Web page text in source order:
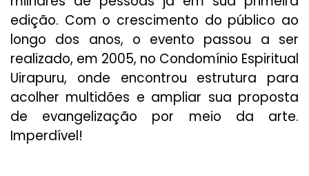
edição. Com o crescimento do público ao
longo dos anos, o evento passou a ser
realizado, em 2005, no Condomínio Espiritual
Uirapuru, onde encontrou estrutura para
acolher multidões e ampliar sua proposta
de evangelização por meio da arte.
Imperdível!